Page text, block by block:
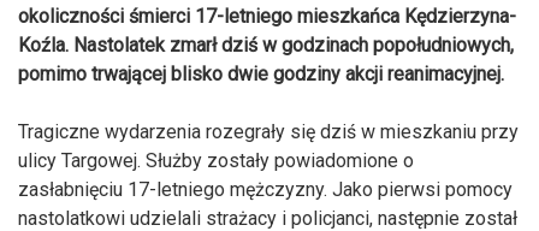
okoliczności śmierci 17-letniego mieszkańca Kędzierzyna-
Koźla. Nastolatek zmarł dziś w godzinach popołudniowych,
pomimo trwającej blisko dwie godziny akcji reanimacyjnej.
Tragiczne wydarzenia rozegrały się dziś w mieszkaniu przy
ulicy Targowej. Służby zostały powiadomione o
zasłabnięciu 17-letniego mężczyzny. Jako pierwsi pomocy
nastolatkowi udzielali strażacy i policjanci, następnie został